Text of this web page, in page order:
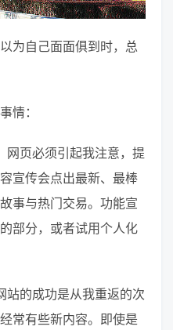
为自己面面俱到时，总
情：
网页必须引起我注意，提
宣传会点出最新、最棒
事与热门交易。功能宣
部分，或者试用个人化
站的成功是从我重返的次
常有些新内容。即使是